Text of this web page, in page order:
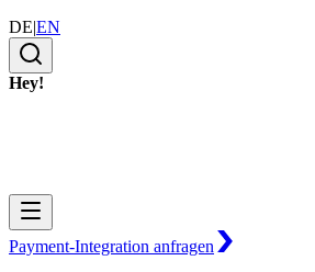
DE|EN
Hey!
Payment-Integration anfragen